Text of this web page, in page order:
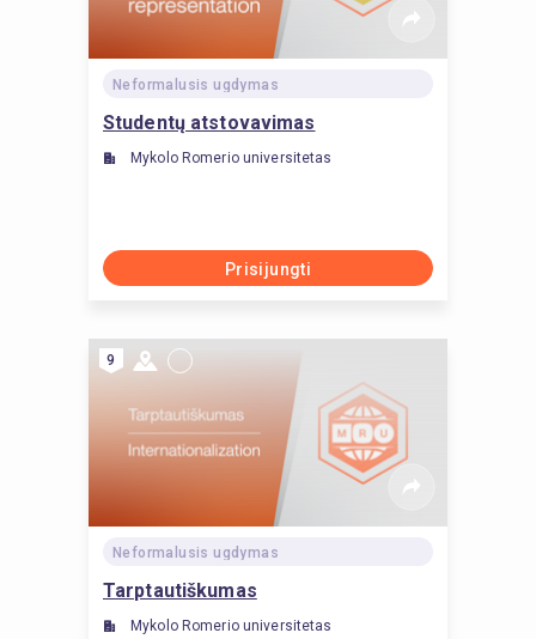
Neformalusis ugdymas
Studentų atstovavimas
Mykolo Romerio universitetas
Prisijungti
9
Neformalusis ugdymas
Tarptautiškumas
Mykolo Romerio universitetas